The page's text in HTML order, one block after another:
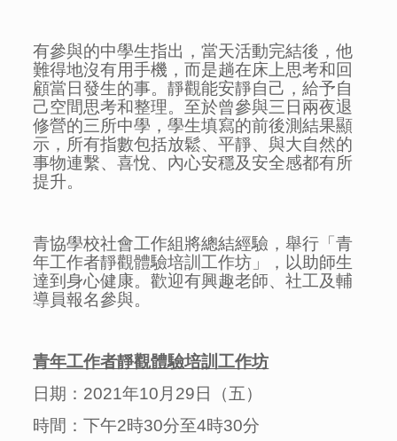
有參與的中學生指出，當天活動完結後，他
難得地沒有用手機，而是趟在床上思考和回
顧當日發生的事。靜觀能安靜自己，給予自
己空間思考和整理。至於曾參與三日兩夜退
修營的三所中學，學生填寫的前後測結果顯
示，所有指數包括放鬆、平靜、與大自然的
事物連繫、喜悅、內心安穩及安全感都有所
提升。
青協學校社會工作組將總結經驗，舉行「青
年工作者靜觀體驗培訓工作坊」，以助師生
達到身心健康。歡迎有興趣老師、社工及輔
導員報名參與。
青年工作者靜觀體驗培訓工作坊
日期：2021年10月29日（五）
時間：下午2時30分至4時30分